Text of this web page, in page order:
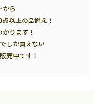
から
以上の品揃え！
ります！
しか買えない
売中です！